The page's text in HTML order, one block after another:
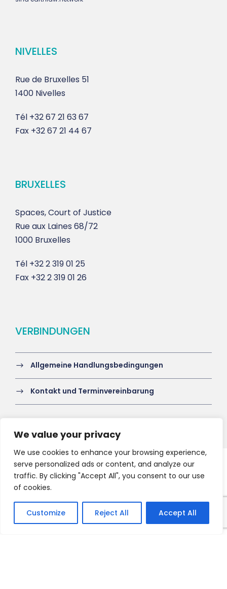
We value your privacy
We use cookies to enhance your browsing experience,
serve personalized ads or content, and analyze our
traffic. By clicking "Accept All", you consent to our use
of cookies.
Customize Reject All Accept All
NIVELLES
Rue de Bruxelles 51
1400 Nivelles
Tél +32 67 21 63 67
Fax +32 67 21 44 67
BRUXELLES
Spaces, Court of Justice
Rue aux Laines 68/72
1000 Bruxelles
Tél +32 2 319 01 25
Fax +32 2 319 01 26
VERBINDUNGEN
Allgemeine Handlungsbedingungen
Kontakt und Terminvereinbarung
Copyright 2021 HV-A, All Right Reserved